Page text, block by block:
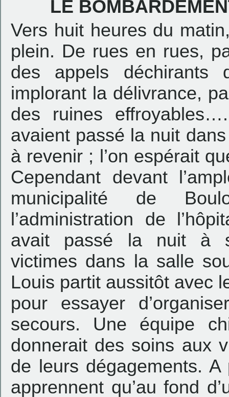
LE
Vers huit heures du
plein. De rues en rues,
des appels déchirants
implorant la délivrance,
des ruines
avaient passé la nuit
à revenir ; l’on espérait
Cependant devant
municipalité de
l’administration de
avait passé la nuit à
victimes dans la salle
Louis partit aussitôt avec
pour essayer
secours. Une équipe
donnerait des soins aux
de leurs dégagements. A
apprennent qu’au fond